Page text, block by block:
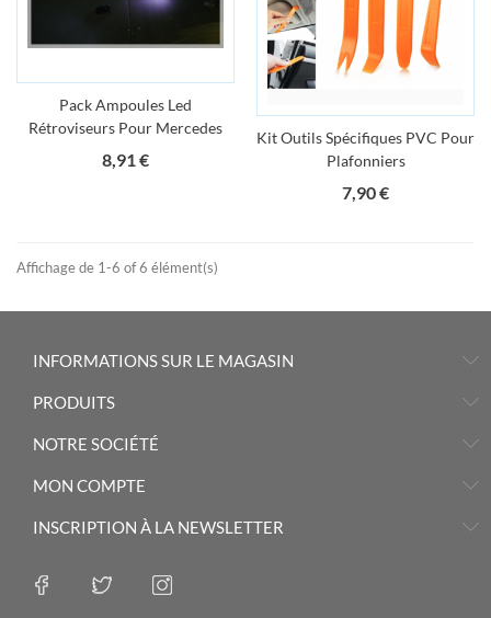
Pack Ampoules Led
Rétroviseurs Pour Mercedes
8,91 €Prix
Kit Outils Spécifiques PVC Pour
Plafonniers
7,90 €Prix
Affichage de 1-6 of 6 élément(s)
INFORMATIONS SUR LE MAGASIN
PRODUITS
NOTRE SOCIÉTÉ
MON COMPTE
INSCRIPTION À LA NEWSLETTER